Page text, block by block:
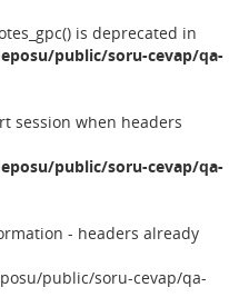
is deprecated in
public/soru-cevap/qa-
session when headers
public/soru-cevap/qa-
- headers already
public/soru-cevap/qa-